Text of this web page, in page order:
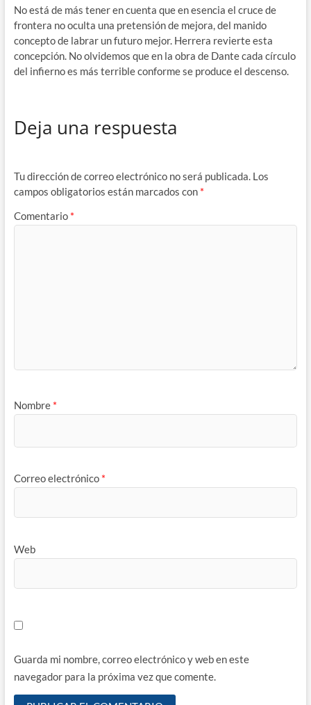
No está de más tener en cuenta que en esencia el cruce de
frontera no oculta una pretensión de mejora, del manido
concepto de labrar un futuro mejor. Herrera revierte esta
concepción. No olvidemos que en la obra de Dante cada círculo
del infierno es más terrible conforme se produce el descenso.
Deja una respuesta
Tu dirección de correo electrónico no será publicada. Los
campos obligatorios están marcados con *
Comentario *
Nombre *
Correo electrónico *
Web
Guarda mi nombre, correo electrónico y web en este
navegador para la próxima vez que comente.